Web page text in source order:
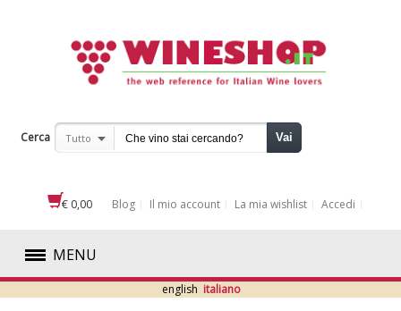
Cerca Tutto Vai
€ 0,00 Blog Il mio account La mia wishlist Accedi
MENU
ROSSI
english italiano